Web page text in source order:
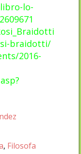
lo-
braidotti/
2016-
, Filosofa